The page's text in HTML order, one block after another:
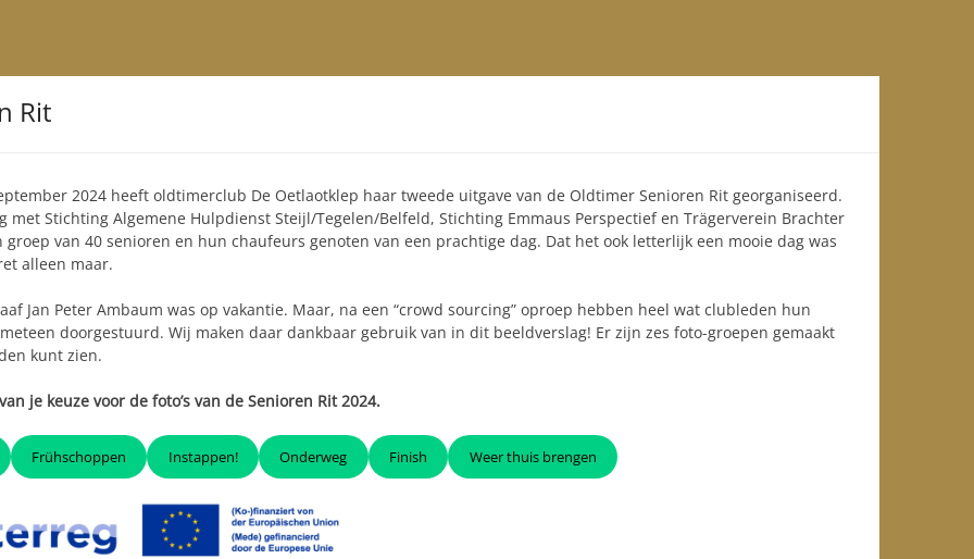
Rit
2024 heeft oldtimerclub De Oetlaotklep haar tweede uitgave van de Oldtimer Senioren Rit georganiseerd.
met Stichting Algemene Hulpdienst Steijl/Tegelen/Belfeld, Stichting Emmaus Perspectief en Trägerverein Brachter
groep van 40 senioren en hun chaufeurs genoten van een prachtige dag. Dat het ook letterlijk een mooie dag was
alleen maar.
Jan Peter Ambaum was op vakantie. Maar, na een “crowd sourcing” oproep hebben heel wat clubleden hun
meteen doorgestuurd. Wij maken daar dankbaar gebruik van in dit beeldverslag! Er zijn zes foto-groepen gemaakt
kunt zien.
je keuze voor de foto’s van de Senioren Rit 2024.
Frühschoppen Instappen! Onderweg Finish Weer thuis brengen